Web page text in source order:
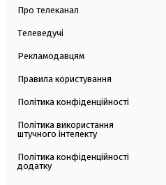
Про телеканал
Телеведучі
Рекламодавцям
Правила користування
Політика конфіденційності
Політика використання
штучного інтелекту
Політика конфіденційності
додатку